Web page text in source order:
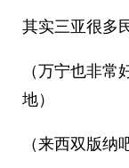
其实三亚很多
（万宁也非
地）
（来西双版纳